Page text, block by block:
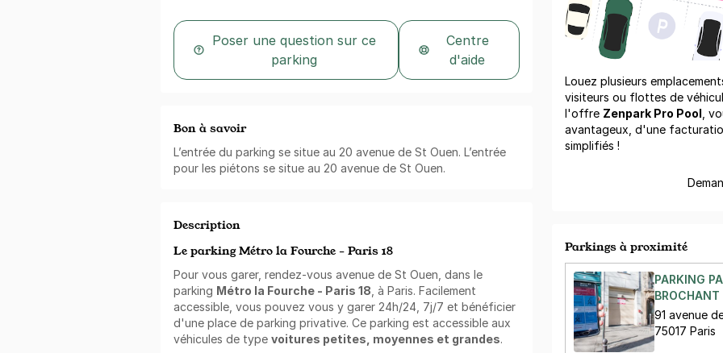
Poser une question sur ce
parking
Centre
d'aide
Bon à savoir
L’entrée du parking se situe au 20 avenue de St Ouen. L’entrée
pour les piétons se situe au 20 avenue de St Ouen.
Description
Le parking Métro la Fourche - Paris 18
Pour vous garer, rendez-vous avenue de St Ouen, dans le
parking Métro la Fourche - Paris 18 , à Paris. Facilement
accessible, vous pouvez vous y garer 24h/24, 7j/7 et bénéficier
d'une place de parking privative. Ce parking est accessible aux
véhicules de type voitures petites, moyennes et grandes.
Louez plusieurs
visiteurs ou flottes de
l'offre Zenpark Pro Pool ,
avantageux, d'une
simplifiés !
Parkings à proximité
PARKING
91 avenue
75017 Paris